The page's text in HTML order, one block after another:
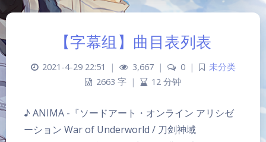
夜间模式
【字幕组】曲目表列表
2021-4-29 22:51 | 3,667 | 0 |
未分类
2663 字 | 12 分钟
♪ ANIMA -『ソードアート・オンライン アリシゼ
ーション War of Underworld / 刀剑神域